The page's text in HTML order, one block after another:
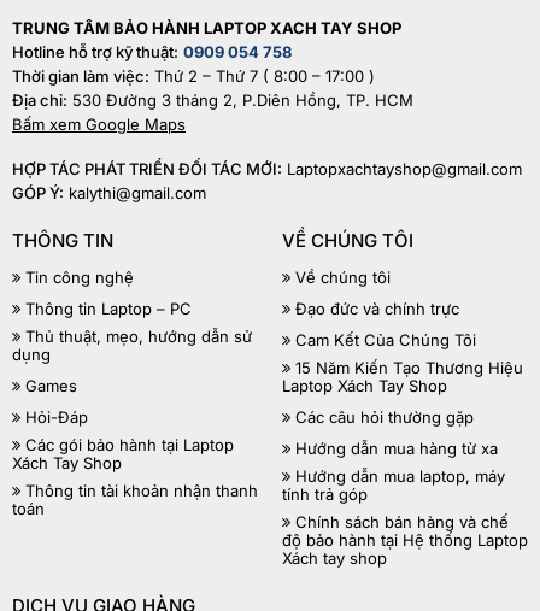
TRUNG TÂM BẢO HÀNH LAPTOP XACH TAY SHOP
Hotline hỗ trợ kỹ thuật: 0909 054 758
Thời gian làm việc: Thứ 2 – Thứ 7 ( 8:00 – 17:00 )
Địa chỉ: 530 Đường 3 tháng 2, P.Diên Hồng, TP. HCM
Bấm xem Google Maps
HỢP TÁC PHÁT TRIỂN ĐỐI TÁC MỚI: Laptopxachtayshop@gmail.com
GÓP Ý: kalythi@gmail.com
THÔNG TIN
Tin công nghệ
Thông tin Laptop – PC
Thủ thuật, mẹo, hướng dẫn sử
dụng
Games
Hỏi-Đáp
Các gói bảo hành tại Laptop
Xách Tay Shop
Thông tin tài khoản nhận thanh
toán
VỀ CHÚNG TÔI
Về chúng tôi
Đạo đức và chính trực
Cam Kết Của Chúng Tôi
15 Năm Kiến Tạo Thương Hiệu
Laptop Xách Tay Shop
Các câu hỏi thường gặp
Hướng dẫn mua hàng từ xa
Hướng dẫn mua laptop, máy
tính trả góp
Chính sách bán hàng và chế
độ bảo hành tại Hệ thống Laptop
Xách tay shop
DỊCH VỤ GIAO HÀNG